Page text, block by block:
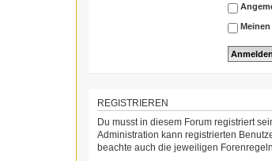
REGISTRIEREN
Du musst in diesem Forum registriert
Administration kann registrierten
beachte auch die jeweiligen